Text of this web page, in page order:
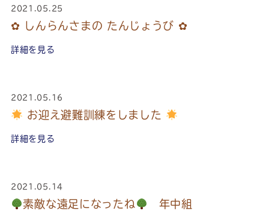
2021.05.25
✿ しんらんさまの たんじょうび ✿
詳細を見る
2021.05.16
お迎え避難訓練をしました
詳細を見る
2021.05.14
素敵な遠足になったね 年中組